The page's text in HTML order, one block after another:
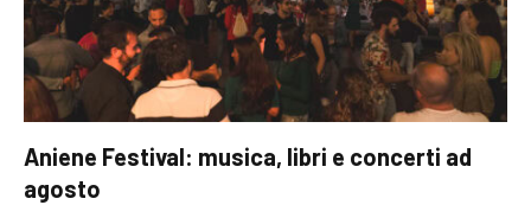
Aniene Festival: musica, libri e concerti ad
agosto